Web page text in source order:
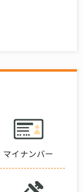
マイナンバー